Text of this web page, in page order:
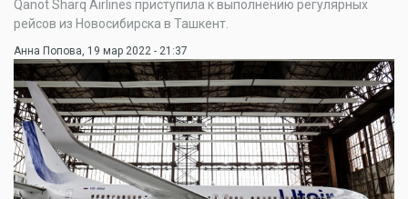
Qanot Sharq Airlines приступила к выполнению регулярных
рейсов из Новосибирска в Ташкент.
Анна Попова, 19 мар 2022 - 21:37